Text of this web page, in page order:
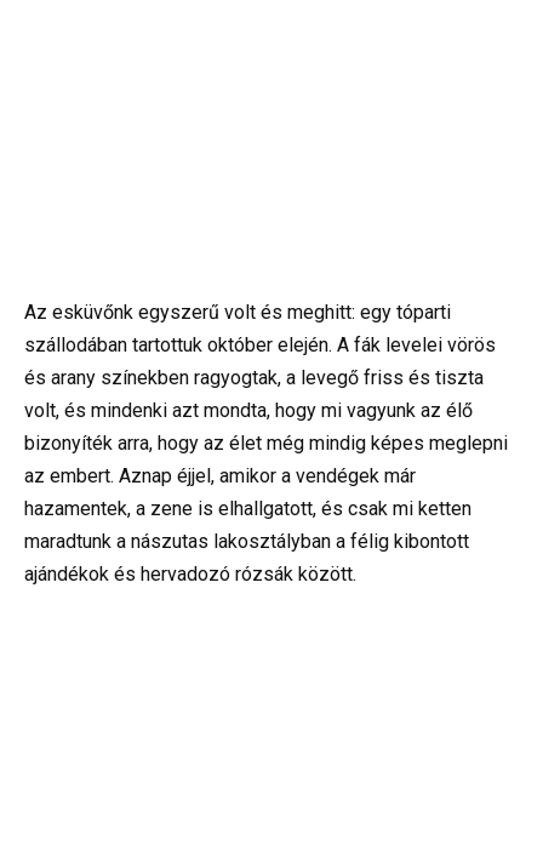
Az esküvőnk egyszerű volt és meghitt: egy tóparti
szállodában tartottuk október elején. A fák levelei vörös
és arany színekben ragyogtak, a levegő friss és tiszta
volt, és mindenki azt mondta, hogy mi vagyunk az élő
bizonyíték arra, hogy az élet még mindig képes meglepni
az embert. Aznap éjjel, amikor a vendégek már
hazamentek, a zene is elhallgatott, és csak mi ketten
maradtunk a nászutas lakosztályban a félig kibontott
ajándékok és hervadozó rózsák között.